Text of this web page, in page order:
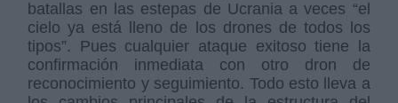
batallas en las estepas de Ucrania a veces “el
cielo ya está lleno de los drones de todos los
tipos”. Pues cualquier ataque exitoso tiene la
confirmación inmediata con otro dron de
reconocimiento y seguimiento. Todo esto lleva a